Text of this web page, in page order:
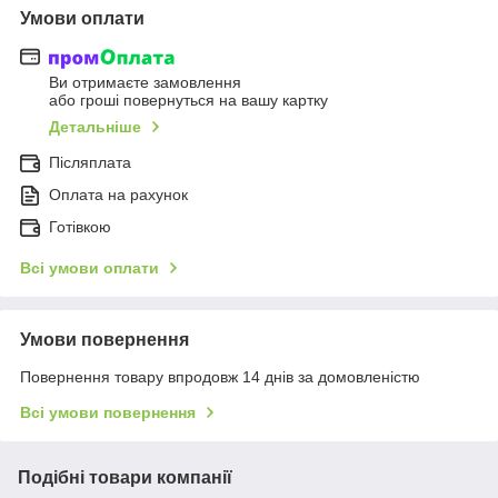
Умови оплати
Ви отримаєте замовлення
або гроші повернуться на вашу картку
Детальніше
Післяплата
Оплата на рахунок
Готівкою
Всі умови оплати
Умови повернення
Повернення товару впродовж 14 днів за домовленістю
Всі умови повернення
Подібні товари компанії